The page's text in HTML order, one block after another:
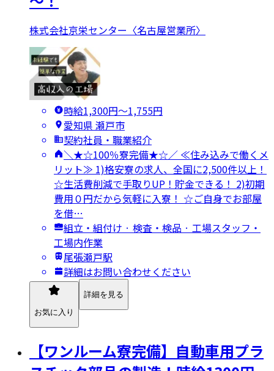
株式会社京栄センター〈名古屋営業所〉
時給1,300円〜1,755円
愛知県 瀬戸市
契約社員・職業紹介
＼★☆100％寮完備★☆／ ≪住み込みで働くメ
リット≫ 1)格安寮の求人、全国に2,500件以上！
☆生活費削減で手取りUP！貯金できる！ 2)初期
費用０円だから気軽に入寮！ ☆ご自身でお部屋
を借…
組立・組付け · 検査・検品 · 工場スタッフ・
工場内作業
尾張瀬戸駅
詳細はお問い合わせください
お気に入り
詳細を見る
【ワンルーム寮完備】自動車用プラ